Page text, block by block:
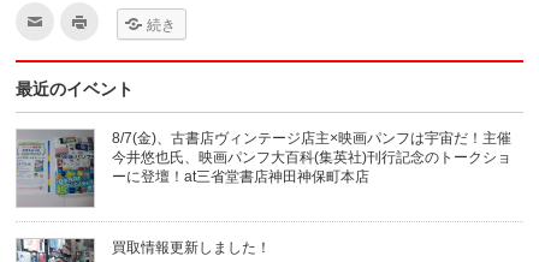
ク
し
て
達
へ
メ
ー
ル
で
送
信
(新
し
ク
て
刷
(新
し
い
ウ
ィ
ン
ド
ウ
で
続き
最近のイベント
8/7(金)、古書店ヴィンテージ店主×映画パンフは宇宙だ！主催
今井悠也氏、映画パンフ大百科(集英社)刊行記念のトークショ
ーに登壇！at三省堂書店神田神保町本店
買取情報更新しました！